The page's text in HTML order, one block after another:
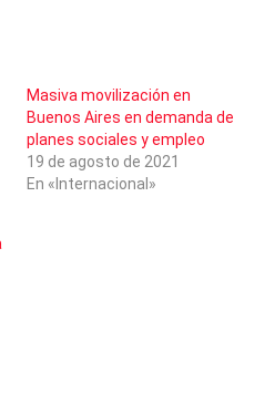
Masiva movilización en
Buenos Aires en demanda de
planes sociales y empleo
19 de agosto de 2021
En «Internacional»